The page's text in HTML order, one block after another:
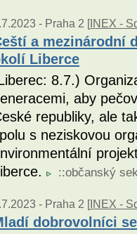
- Praha 2 [INEX -
a mezinárodní
Liberce
8.7.)
aby
republiky, ale
s neziskovou
::občanský
- Praha 2 [INEX -
dobrovolníci